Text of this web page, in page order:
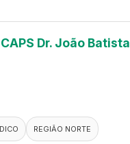
Dr. João Batista
REGIÃO NORTE